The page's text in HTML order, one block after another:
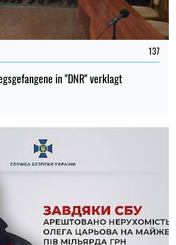
137
in "DNR" verklagt